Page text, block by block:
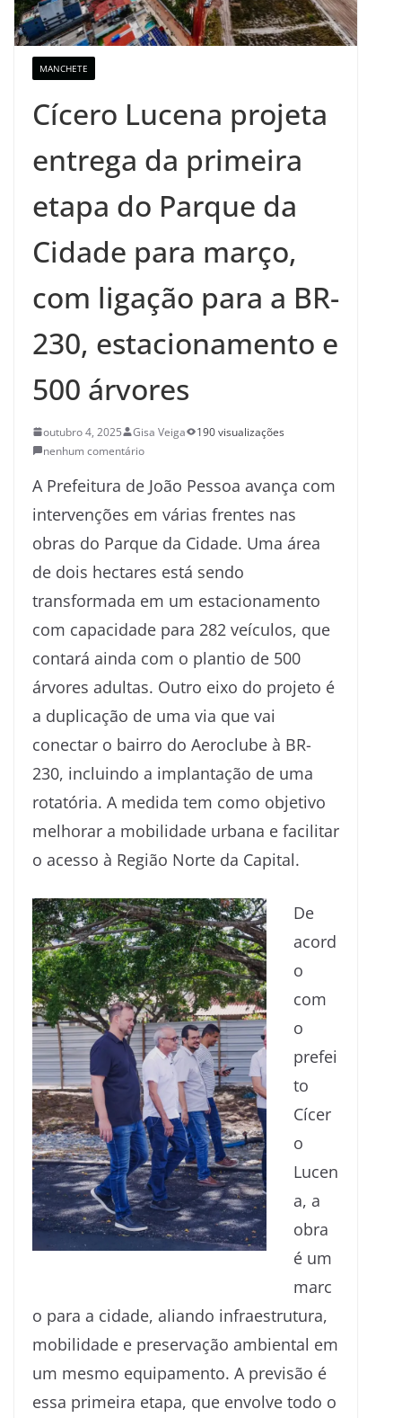
MANCHETE
Cícero Lucena projeta
entrega da primeira
etapa do Parque da
Cidade para março,
com ligação para a BR-
230, estacionamento e
500 árvores
outubro 4, 2025 Gisa Veiga
190 visualizações
nenhum comentário
A Prefeitura de João Pessoa avança com
intervenções em várias frentes nas
obras do Parque da Cidade. Uma área
de dois hectares está sendo
transformada em um estacionamento
com capacidade para 282 veículos, que
contará ainda com o plantio de 500
árvores adultas. Outro eixo do projeto é
a duplicação de uma via que vai
conectar o bairro do Aeroclube à BR-
230, incluindo a implantação de uma
rotatória. A medida tem como objetivo
melhorar a mobilidade urbana e facilitar
o acesso à Região Norte da Capital.
De
acord
o
com
o
prefei
to
Cícer
o
Lucen
a, a
obra
é um
marc
o para a cidade, aliando infraestrutura,
mobilidade e preservação ambiental em
um mesmo equipamento. A previsão é
essa primeira etapa, que envolve todo o